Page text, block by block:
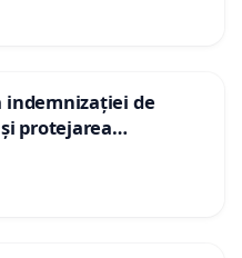
de
protejarea
asistenții